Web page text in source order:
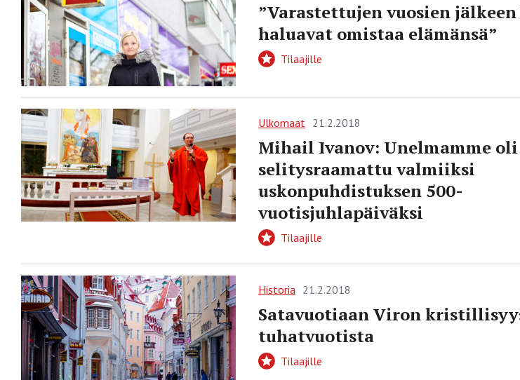
”Varastettujen vuosien jälkeen
haluavat omistaa elämänsä”
Tilaajille
Ulkomaat 21.2.2018
Mihail Ivanov: Unelmamme
selitysraamattu valmiiksi
uskonpuhdistuksen 500-
vuotisjuhlapäiväksi
Tilaajille
Historia 21.2.2018
Satavuotiaan Viron
tuhatvuotista
Tilaajille